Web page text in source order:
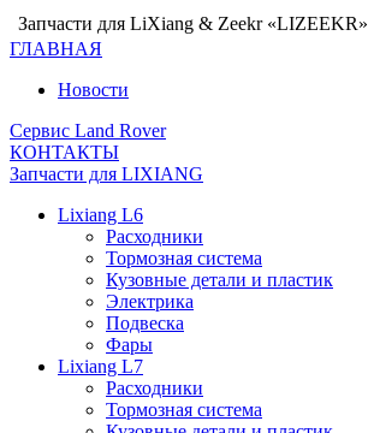
Запчасти для LiXiang & Zeekr «LIZEEKR»
ГЛАВНАЯ
Новости
Сервис Land Rover
КОНТАКТЫ
Запчасти для LIXIANG
Lixiang L6
Расходники
Тормозная система
Кузовные детали и пластик
Электрика
Подвеска
Фары
Lixiang L7
Расходники
Тормозная система